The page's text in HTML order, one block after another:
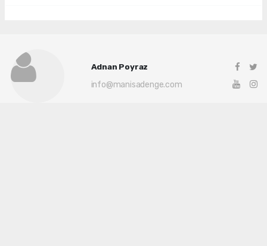
Adnan Poyraz
info@manisadenge.com